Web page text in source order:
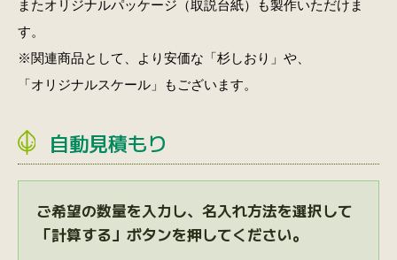
またオリジナルパッケージ（取説台紙）も製作いただけま
す。
※関連商品として、より安価な 「杉しおり」 や、
「オリジナルスケール」
もございます。
自動見積もり
ご希望の数量を入力し、名入れ方法を選択して
「計算する」ボタンを押してください。